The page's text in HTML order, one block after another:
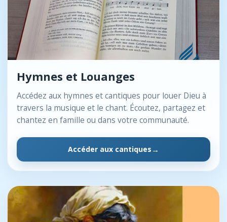
Hymnes et Louanges
Accédez aux hymnes et cantiques pour louer Dieu à
travers la musique et le chant. Écoutez, partagez et
chantez en famille ou dans votre communauté.
Accéder aux cantiques